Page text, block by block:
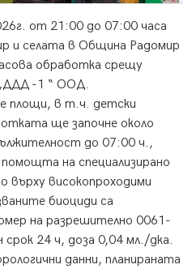
от 21:00 до 07:00 часа
и селата в Община Радомир
обработка срещу
-1 “ ООД.
площи, в т.ч. детски
ще започне около
до 07:00 ч.,
на специализирано
върху високопроходими
биоциди са
на разрешително 0061-
24 ч, доза 0,04 мл./дка.
данни, планираната